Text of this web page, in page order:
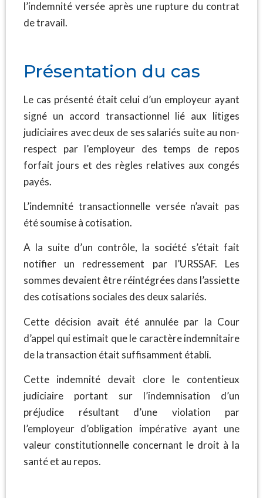
l’indemnité versée après une rupture du contrat
de travail.
Présentation du cas
Le cas présenté était celui d’un employeur ayant
signé un accord transactionnel lié aux litiges
judiciaires avec deux de ses salariés suite au non-
respect par l’employeur des temps de repos
forfait jours et des règles relatives aux congés
payés.
L’indemnité transactionnelle versée n’avait pas
été soumise à cotisation.
A la suite d’un contrôle, la société s’était fait
notifier un redressement par l’URSSAF. Les
sommes devaient être réintégrées dans l’assiette
des cotisations sociales des deux salariés.
Cette décision avait été annulée par la Cour
d’appel qui estimait que le caractère indemnitaire
de la transaction était suffisamment établi.
Cette indemnité devait clore le contentieux
judiciaire portant sur l’indemnisation d’un
préjudice résultant d’une violation par
l’employeur d’obligation impérative ayant une
valeur constitutionnelle concernant le droit à la
santé et au repos.